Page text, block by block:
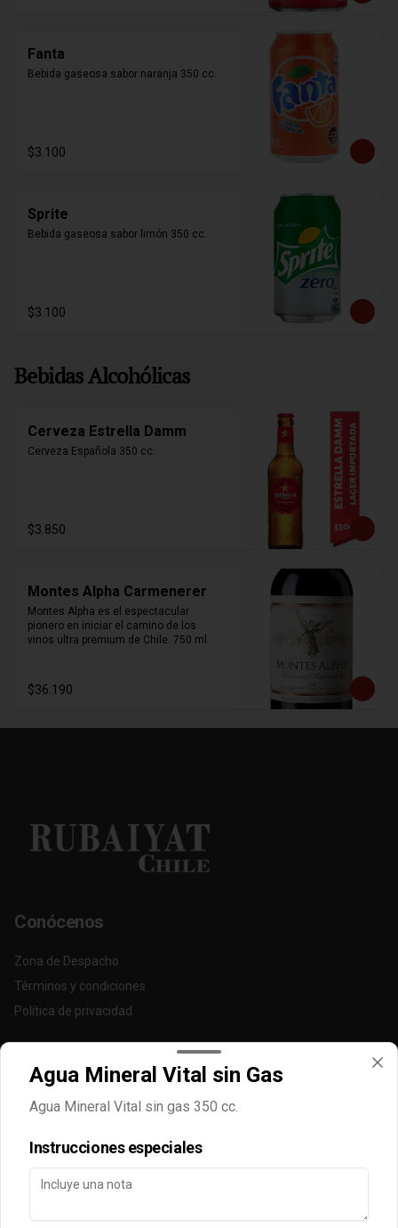
Fanta
Bebida gaseosa sabor naranja 350 cc.
$3.100
Sprite
Bebida gaseosa sabor limón 350 cc.
$3.100
Bebidas Alcohólicas
Cerveza Estrella Damm
Cerveza Española 350 cc.
$3.850
Montes Alpha Carmenerer
Montes Alpha es el espectacular
pionero en iniciar el camino de los
vinos ultra premium de Chile. 750 ml.
$36.190
Conócenos
Zona de Despacho
Términos y condiciones
Política de privacidad
Redes sociales
Instagram
Facebook
Mi cuenta
Iniciar sesión
Agua Mineral Vital sin Gas
Agua Mineral Vital sin gas 350 cc.
Instrucciones especiales